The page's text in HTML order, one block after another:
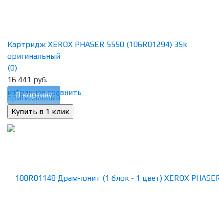
избранное сравнить
Картридж XEROX PHASER 5550 (106R01294) 35k
оригинальный
(0)
16 441 руб.
В корзину